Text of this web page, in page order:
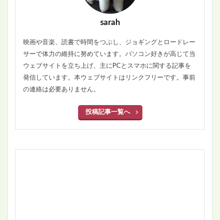
sarah
映画や音楽、読書で時間をつぶし、ジョギングとロードレー
サーで体力の維持に努めています。パソコン好きが高じて当
ウェブサイトを立ち上げ、主にPCとスマホに関する記事を
発信しています。本ウェブサイトはリンクフリーです。事前
の連絡は必要ありません。
投稿記事一覧へ